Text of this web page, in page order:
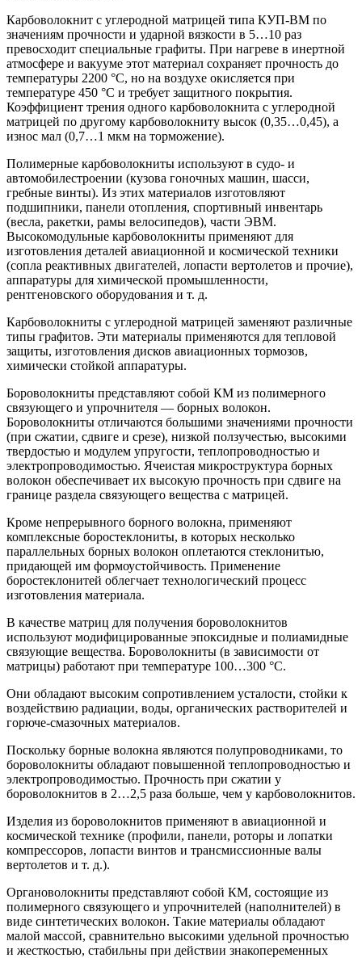
Карбоволокнит с углеродной матрицей типа КУП-ВМ по
значениям прочности и ударной вязкости в 5…10 раз
превосходит специальные графиты. При нагреве в инертной
атмосфере и вакууме этот материал сохраняет прочность до
температуры 2200 °С, но на воздухе окисляется при
температуре 450 °С и требует защитного покрытия.
Коэффициент трения одного карбоволокнита с углеродной
матрицей по другому карбоволокниту высок (0,35…0,45), а
износ мал (0,7…1 мкм на торможение).
Полимерные карбоволокниты используют в судо- и
автомобилестроении (кузова гоночных машин, шасси,
гребные винты). Из этих материалов изготовляют
подшипники, панели отопления, спортивный инвентарь
(весла, ракетки, рамы велосипедов), части ЭВМ.
Высокомодульные карбоволокниты применяют для
изготовления деталей авиационной и космической техники
(сопла реактивных двигателей, лопасти вертолетов и прочие),
аппаратуры для химической промышленности,
рентгеновского оборудования и т. д.
Карбоволокниты с углеродной матрицей заменяют различные
типы графитов. Эти материалы применяются для тепловой
защиты, изготовления дисков авиационных тормозов,
химически стойкой аппаратуры.
Бороволокниты представляют собой КМ из полимерного
связующего и упрочнителя — борных волокон.
Бороволокниты отличаются большими значениями прочности
(при сжатии, сдвиге и срезе), низкой ползучестью, высокими
твердостью и модулем упругости, теплопроводностью и
электропроводимостью. Ячеистая микроструктура борных
волокон обеспечивает их высокую прочность при сдвиге на
границе раздела связующего вещества с матрицей.
Кроме непрерывного борного волокна, применяют
комплексные боростеклониты, в которых несколько
параллельных борных волокон оплетаются стеклонитью,
придающей им формоустойчивость. Применение
боростеклонитей облегчает технологический процесс
изготовления материала.
В качестве матриц для получения бороволокнитов
используют модифицированные эпоксидные и полиамидные
связующие вещества. Бороволокниты (в зависимости от
матрицы) работают при температуре 100…300 °С.
Они обладают высоким сопротивлением усталости, стойки к
воздействию радиации, воды, органических растворителей и
горюче-смазочных материалов.
Поскольку борные волокна являются полупроводниками, то
бороволокниты обладают повышенной теплопроводностью и
электропроводимостью. Прочность при сжатии у
бороволокнитов в 2…2,5 раза больше, чем у карбоволокнитов.
Изделия из бороволокнитов применяют в авиационной и
космической технике (профили, панели, роторы и лопатки
компрессоров, лопасти винтов и трансмиссионные валы
вертолетов и т. д.).
Органоволокниты представляют собой КМ, состоящие из
полимерного связующего и упрочнителей (наполнителей) в
виде синтетических волокон. Такие материалы обладают
малой массой, сравнительно высокими удельной прочностью
и жесткостью, стабильны при действии знакопеременных